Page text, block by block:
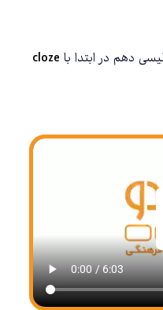
دهم در ابتدا باcloze